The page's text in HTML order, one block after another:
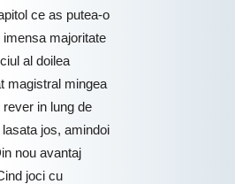
ce as putea-o
majoritate
al doilea
magistral mingea
in lung de
jos, amindoi
nou avantaj
joci cu